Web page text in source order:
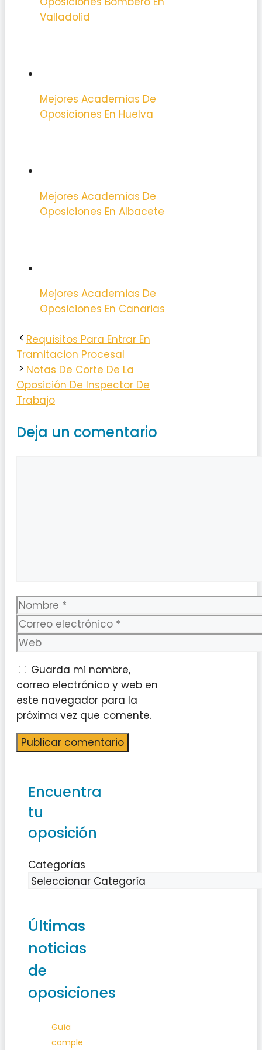
Valladolid
Mejores Academias De
Oposiciones En Huelva
Mejores Academias De
Oposiciones En Albacete
Mejores Academias De
Oposiciones En Canarias
Requisitos Para Entrar En
Tramitacion Procesal
Notas De Corte De La
Oposición De Inspector De
Trabajo
Deja un comentario
Nombre
Correo
electrónico
Web
Guarda mi nombre,
correo electrónico y web en
este navegador para la
próxima vez que comente.
Encuentra
tu
oposición
Categorías
Últimas
noticias
de
oposiciones
Guía
comple